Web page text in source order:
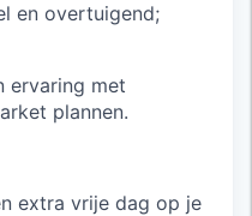
en overtuigend;
ervaring met
plannen.
extra vrije dag op je